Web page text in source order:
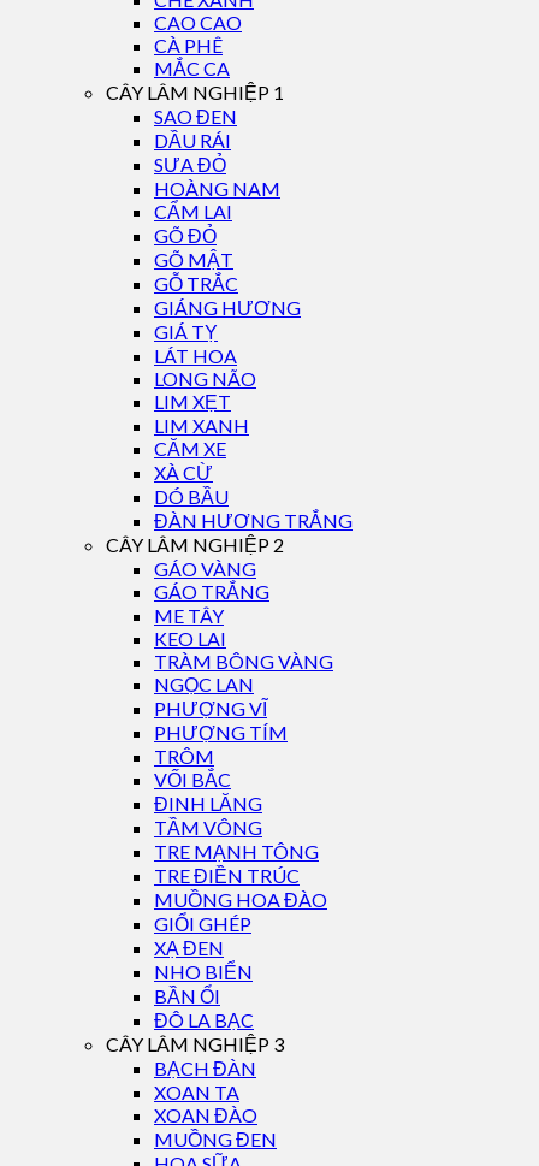
CAO CAO
CÀ PHÊ
MẮC CA
CÂY LÂM NGHIỆP 1
SAO ĐEN
DẦU RÁI
SƯA ĐỎ
HOÀNG NAM
CẨM LAI
GÕ ĐỎ
GÕ MẬT
GỖ TRẮC
GIÁNG HƯƠNG
GIÁ TỴ
LÁT HOA
LONG NÃO
LIM XẸT
LIM XANH
CĂM XE
XÀ CỪ
DÓ BẦU
ĐÀN HƯƠNG TRẮNG
CÂY LÂM NGHIỆP 2
GÁO VÀNG
GÁO TRẮNG
ME TÂY
KEO LAI
TRÀM BÔNG VÀNG
NGỌC LAN
PHƯỢNG VĨ
PHƯỢNG TÍM
TRÔM
VỐI BẮC
ĐINH LĂNG
TẦM VÔNG
TRE MẠNH TÔNG
TRE ĐIỀN TRÚC
MUỒNG HOA ĐÀO
GIỔI GHÉP
XẠ ĐEN
NHO BIỂN
BẦN ỔI
ĐÔ LA BẠC
CÂY LÂM NGHIỆP 3
BẠCH ĐÀN
XOAN TA
XOAN ĐÀO
MUỒNG ĐEN